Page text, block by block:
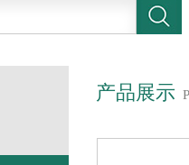
产品展示